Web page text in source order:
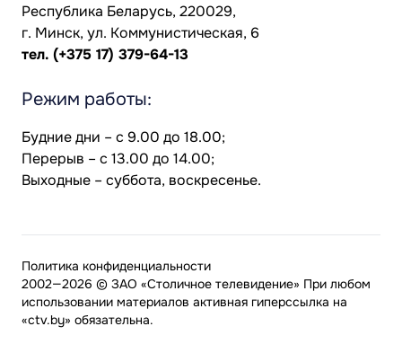
Республика Беларусь, 220029,
г. Минск, ул. Коммунистическая, 6
тел. (+375 17) 379-64-13
Режим работы:
Будние дни – с 9.00 до 18.00;
Перерыв – с 13.00 до 14.00;
Выходные – суббота, воскресенье.
2002—2026 © ЗАО «Столичное телевидение» При любом
использовании материалов активная гиперссылка на
«ctv.by» обязательна.
Политика конфиденциальности